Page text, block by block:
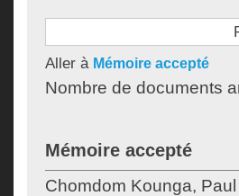
Aller à Mémoire accepté
Nombre de documents
Mémoire accepté
Chomdom Kounga,